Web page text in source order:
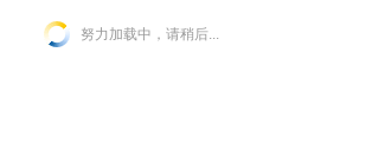
努力加载中，请稍后...